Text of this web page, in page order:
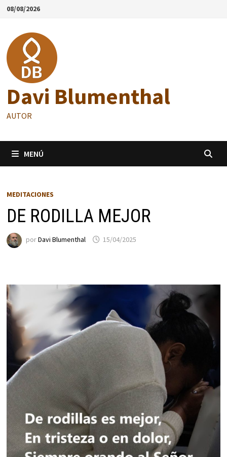
Saltar
contenido
08/08/2026
Davi Blumenthal
AUTOR
MENÚ
MEDITACIONES
DE RODILLA MEJOR
porDavi Blumenthal 15/04/2025